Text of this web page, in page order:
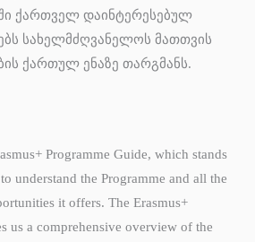
ქართველ დაინტერესებულ
სახელმძღვანელოს მათთვის
ქართულ ენაზე თარგმანს.
Programme Guide, which stands
understand the Programme and all the
it offers. The Erasmus+
us a comprehensive overview of the